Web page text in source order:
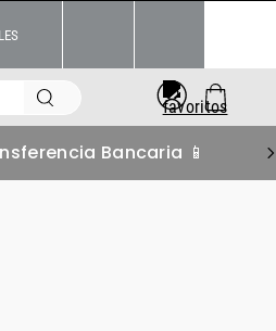
Bancaria 📱